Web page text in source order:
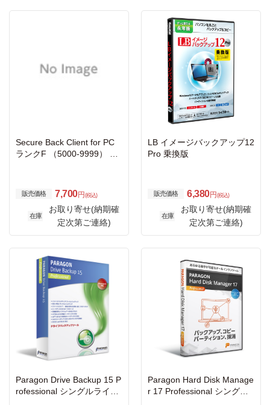
Secure Back Client for PC
ランクF （5000-9999） ※
販売価格 7,700円 (税込)
在庫
お取り寄せ(納期確
定次第ご連絡)
LB イメージバックアップ12
Pro 乗換版
販売価格 6,380円 (税込)
在庫
お取り寄せ(納期確
定次第ご連絡)
Paragon Drive Backup 15 P
rofessional シングルライセ
Paragon Hard Disk Manage
r 17 Professional シングル